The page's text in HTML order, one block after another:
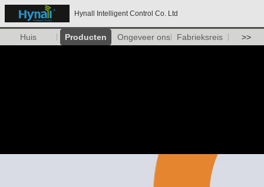
Hynall Intelligent Control Co. Ltd
Huis Producten Ongeveer ons Fabrieksreis >>